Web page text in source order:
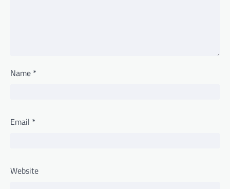
Name *
Email *
Website